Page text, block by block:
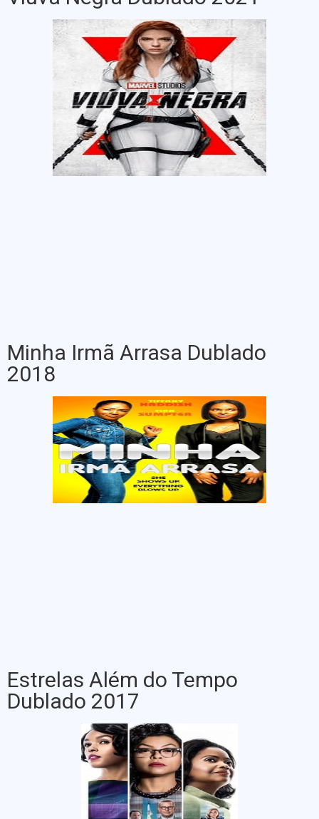
Minha Irmã Arrasa Dublado
2018
Estrelas Além do Tempo
Dublado 2017